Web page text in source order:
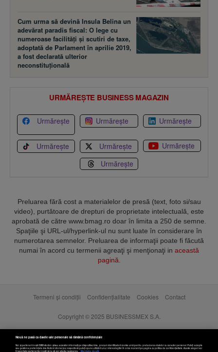
Cum urma să devină Insula Belina un
adevărat paradis fiscal: O lege cu
numeroase facilităţi şi scutiri de taxe,
adoptată de Parlament în aprilie 2019,
a fost declarată ulterior
neconstituţională
URMĂREȘTE BUSINESS MAGAZIN
Urmărește Urmărește Urmărește
Urmărește Urmărește
Urmărește
Urmărește
Preluarea fără cost a materialelor de presă (text, foto si/sau
video), purtătoare de drepturi de proprietate intelectuală, este
aprobată de către www.bmag.ro doar în limita a 250 de semne.
Spaţiile şi URL-ul/hyperlink-ul nu sunt luate în considerare în
numerotarea semnelor. Preluarea de informaţii poate fi făcută
numai în acord cu termenii agreaţi şi menţionaţi in această
pagină
Termeni și condiții Confidențialitate Cookies Contact
Copyright © 2025 BUSINESSMEX S.A.
Nouă ne pasă ca datele tale personale să rămână confidențiale
Noi și partenerii noștri589stocăm și/sau accesăm informații pe dispozitivul dvs., precum identificatorii cookie unici pentru prelucrarea datelor cu caracter personal. Puteți accepta
sau gestiona preferințele dvs. făcând clic mai jos, respectiv vă puteți opune utilizării unui interes legitim în orice moment pe pagina cu politica de confidențialitate. Aceste alegeri vor
fi raportate partenerilor noștri și nu vă vor afecta navigarea.
Mai multe detalii